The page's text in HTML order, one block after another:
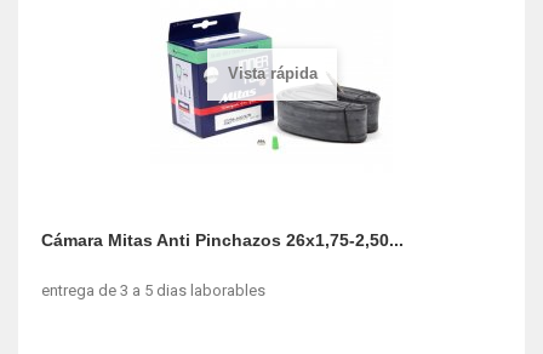
Vista rápida
Cámara Mitas Anti Pinchazos 26x1,75-2,50...
entrega de 3 a 5 dias laborables